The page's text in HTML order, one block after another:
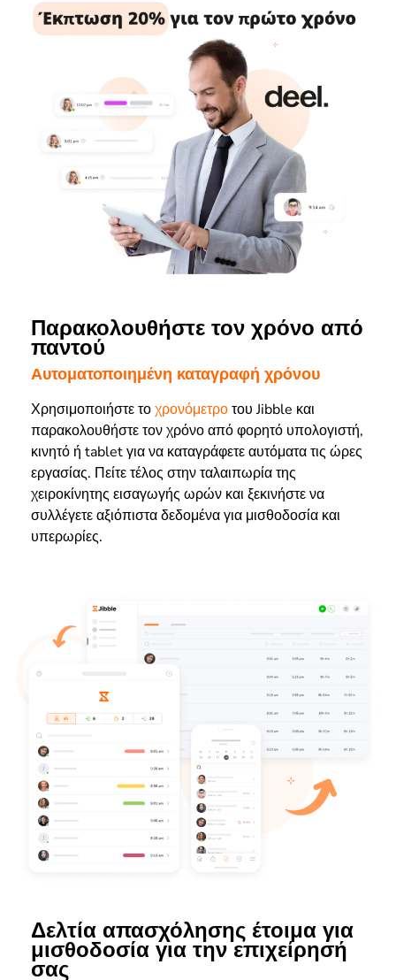
Παρακολουθήστε τον χρόνο από
παντού
Αυτοματοποιημένη καταγραφή χρόνου
Χρησιμοποιήστε τοχρονόμετροτου Jibble και
παρακολουθήστε τον χρόνο από φορητό υπολογιστή,
κινητό ή tablet για να καταγράφετε αυτόματα τις ώρες
εργασίας. Πείτε τέλος στην ταλαιπωρία της
χειροκίνητης εισαγωγής ωρών και ξεκινήστε να
συλλέγετεαξιόπιστα δεδομένα για μισθοδοσία και
υπερωρίες.
Δελτία απασχόλησης έτοιμα για
μισθοδοσία για την επιχείρησή
σας